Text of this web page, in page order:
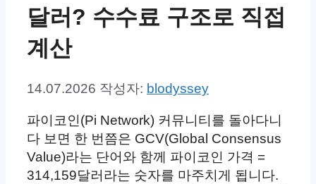
달러? 수수료 구조로 직접
계산
14.07.2026 작성자: blodyssey
파이코인(Pi Network) 커뮤니티를 돌아다니
다 보면 한 번쯤은 GCV(Global Consensus
Value)라는 단어와 함께 파이코인 가격 =
314,159달러라는 숫자를 마주치게 됩니다.